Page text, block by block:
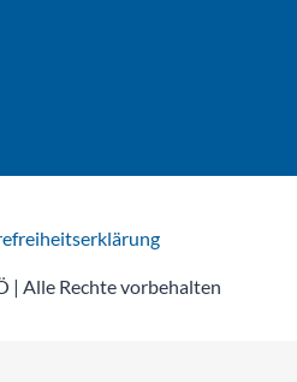
| Alle Rechte vorbehalten